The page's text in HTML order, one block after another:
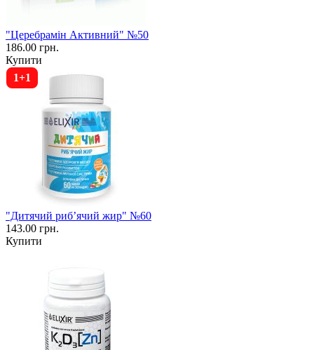
"Церебрамін Активний" №50
186.00 грн.
Купити
1+1
"Дитячий рибʼячий жир" №60
143.00 грн.
Купити